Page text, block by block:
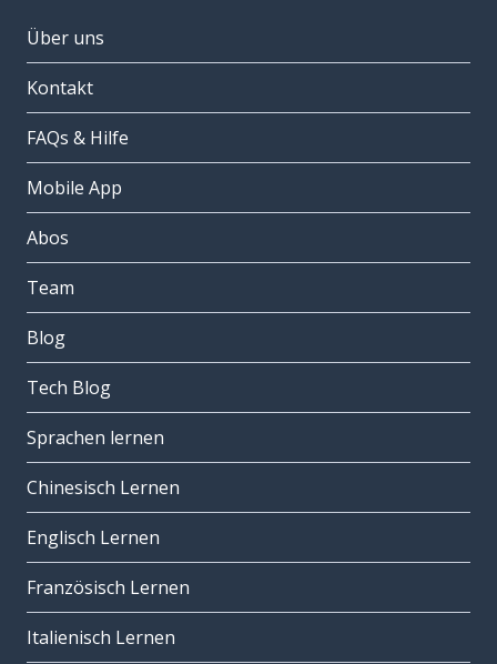
Über uns
Kontakt
FAQs & Hilfe
Mobile App
Abos
Team
Blog
Tech Blog
Sprachen lernen
Chinesisch Lernen
Englisch Lernen
Französisch Lernen
Italienisch Lernen